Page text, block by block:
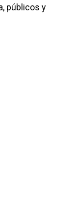
públicos y